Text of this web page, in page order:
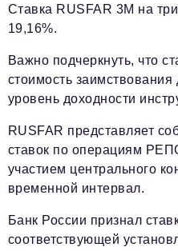
Ставка RUSFAR 3М на
19,16%.
Важно подчеркнуть, что
стоимость
уровень доходности
RUSFAR представляет
ставок по операциям
участием центрального
временной интервал.
Банк России признал
соответствующей